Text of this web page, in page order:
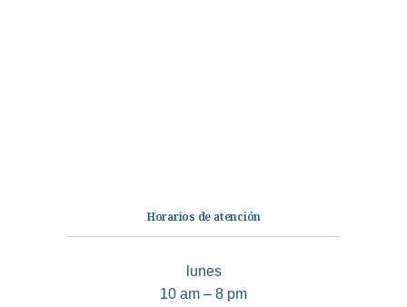
Horarios de atención
lunes
10 am – 8 pm